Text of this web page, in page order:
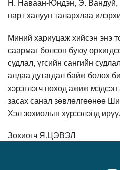
Н. Наваан-Юндэн, Э.
нарт халуун талархлаа
Миний хариуцаж хийсэн энэ
саармаг болсон буюу
судлал, үгсийн сангийн
алдаа дутагдал байж болох
хэрэглэгч нөхөд ажиж
засах санал зөвлөлгөөнөө
Хэл зохиолын хүрээлэнд
Зохиогч Я.ЦЭВЭЛ